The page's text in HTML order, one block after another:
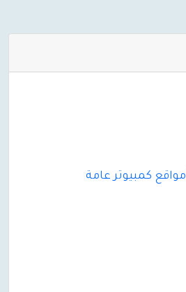
مواقع كمبيوتر عامة